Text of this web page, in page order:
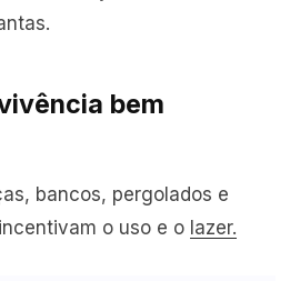
bem
bancos, pergolados e
o uso e o lazer.